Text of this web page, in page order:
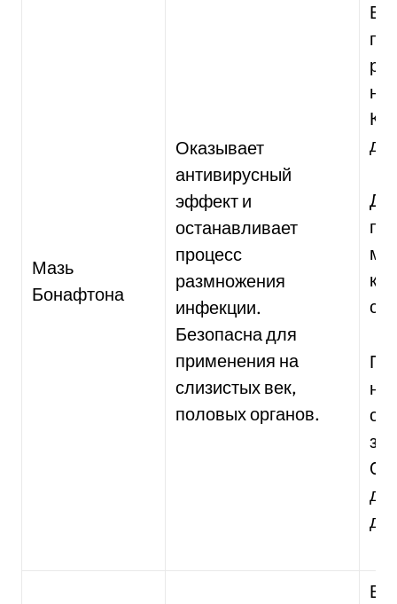
Мазь
Бонафтона
Оказывает
антивирусный
эффект и
останавливает
процесс
размножения
инфекции.
Безопасна для
применения на
слизистых век,
половых органов.
на
В